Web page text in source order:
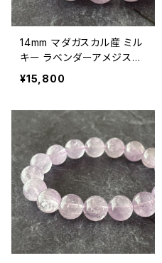
14mm マダガスカル産 ミル
キー ラベンダーアメジスト
（紫水晶）ブレスレット【画像
現物】
¥15,800